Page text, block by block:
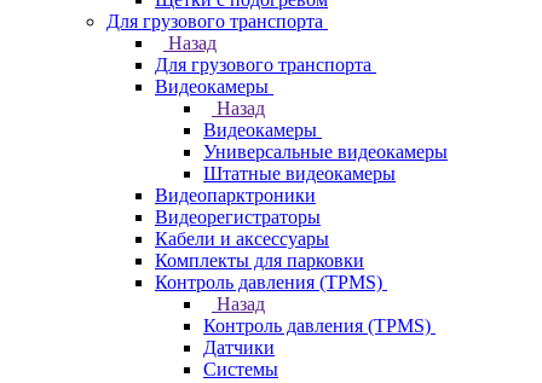
Для грузового транспорта
Назад
Для грузового транспорта
Видеокамеры
Назад
Видеокамеры
Универсальные видеокамеры
Штатные видеокамеры
Видеопарктроники
Видеорегистраторы
Кабели и аксессуары
Комплекты для парковки
Контроль давления (TPMS)
Назад
Контроль давления (TPMS)
Датчики
Системы